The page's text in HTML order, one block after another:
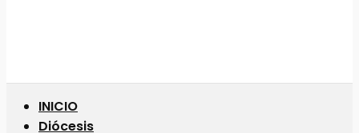
INICIO
Diócesis